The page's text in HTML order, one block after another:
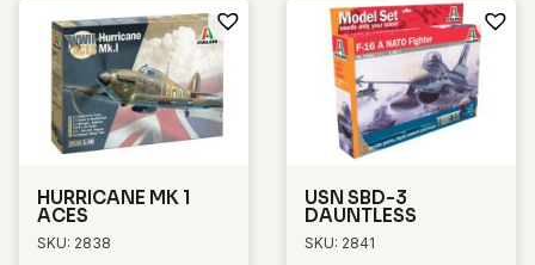
HURRICANE MK 1
ACES
SKU: 2838
USN SBD-3
DAUNTLESS
SKU: 2841